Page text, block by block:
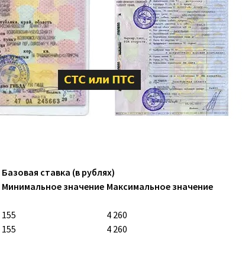
Базовая ставка (в рублях)
Минимальное значение Максимальное значение
155
4 260
155 4 260